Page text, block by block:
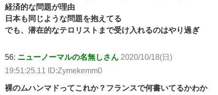
経済的な問題が理由
日本も同じような問題を抱えてる
でも、潜在的なテロリストまで受け入れるのはやり過ぎ
56: ニューノーマルの名無しさん 2020/10/18(日)
19:51:25.11 ID:Zymekemm0
裸のムハンマドってこれか？フランスで何書いてるかわか